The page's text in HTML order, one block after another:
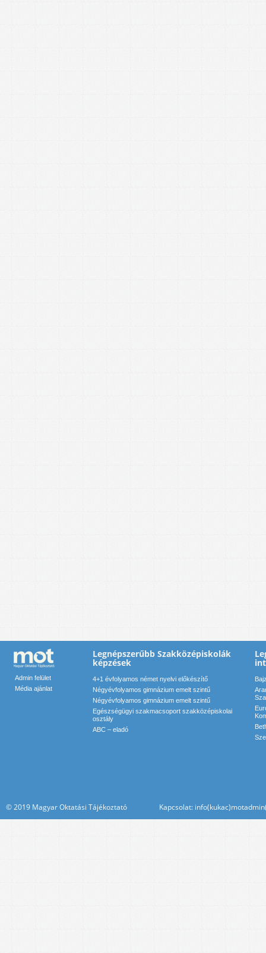
Admin felület
Média ajánlat
Legnépszerűbb Szakközépiskolák
képzések
4+1 évfolyamos német nyelvi előkészítő
Négyévfolyamos gimnázium emelt szintű
Négyévfolyamos gimnázium emelt szintű
Egészségügyi szakmacsoport szakközépiskolai
osztály
ABC – eladó
© 2019 Magyar Oktatási Tájékoztató Kapcsolat: